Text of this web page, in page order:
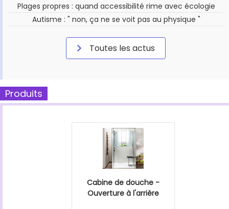
Plages propres : quand accessibilité rime avec écologie
Autisme : " non, ça ne se voit pas au physique "
Toutes les actus
Produits
Cabine de douche -
Ouverture à l'arrière